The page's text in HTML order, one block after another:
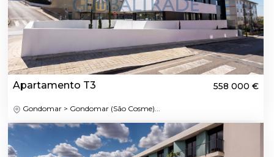
Apartamento T3 558 000 €
Gondomar > Gondomar (São Cosme)...